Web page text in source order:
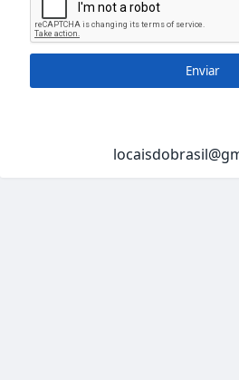
Enviar